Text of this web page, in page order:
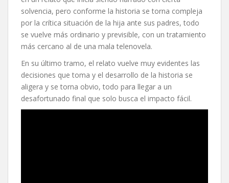
solvencia, pero conforme la historia se torna compleja
por la crítica situación de la hija ante sus padres, todo
se vuelve más ordinario y previsible, con un tratamiento
más cercano al de una mala telenovela.
En su último tramo, el relato vuelve muy evidentes las
decisiones que toma y el desarrollo de la historia se
aligera y se torna obvio, todo para llegar a un
desafortunado final que solo busca el impacto fácil.